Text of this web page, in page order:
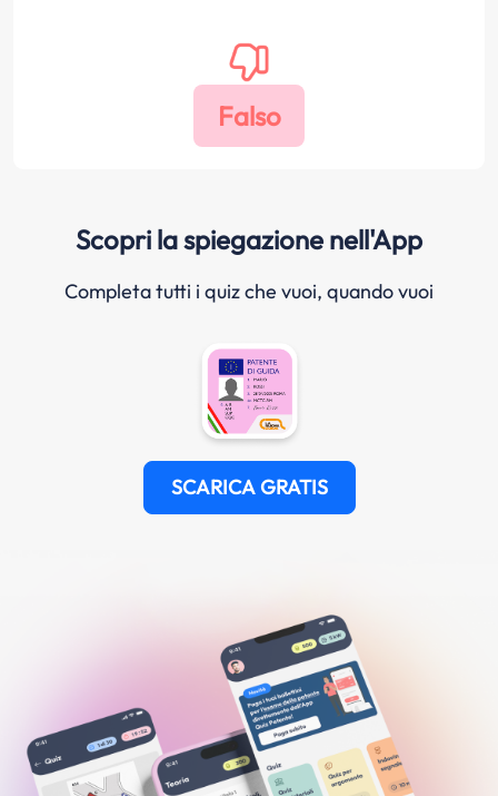
Scopri la spiegazione nell'App
Completa tutti i quiz che vuoi, quando vuoi
SCARICA GRATIS